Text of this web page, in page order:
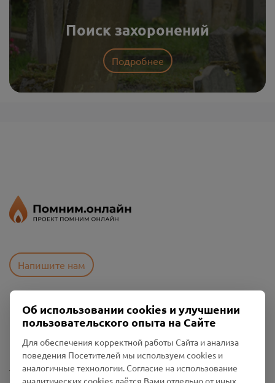
Поиск захоронений
Подробнее
Напишите нам
Пользовательское соглашение
Политика конфиденциальности
Промо-материалы
Настройки cookies
Об использовании cookies и улучшении
пользовательского опыта на Сайте
Для обеспечения корректной работы Сайта и анализа
поведения Посетителей мы используем cookies и
аналогичные технологии. Согласие на использование